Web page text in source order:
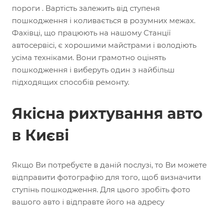
пороги . Вартість залежить від ступеня
пошкодження і коливається в розумних межах.
Фахівці, що працюють на нашому Станції
автосервісі, є хорошими майстрами і володіють
усіма техніками. Вони грамотно оцінять
пошкодження і виберуть один з найбільш
підходящих способів ремонту.
Якісна рихтування авто
в Києві
Якщо Ви потребуєте в даній послузі, то Ви можете
відправити фотографію для того, щоб визначити
ступінь пошкодження. Для цього зробіть фото
вашого авто і відправте його на адресу